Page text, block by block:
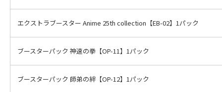
エクストラブースター Anime 25th collection【EB-02】1パック
ブースターパック 神速の拳【OP-11】1パック
ブースターパック 師弟の絆【OP-12】1パック